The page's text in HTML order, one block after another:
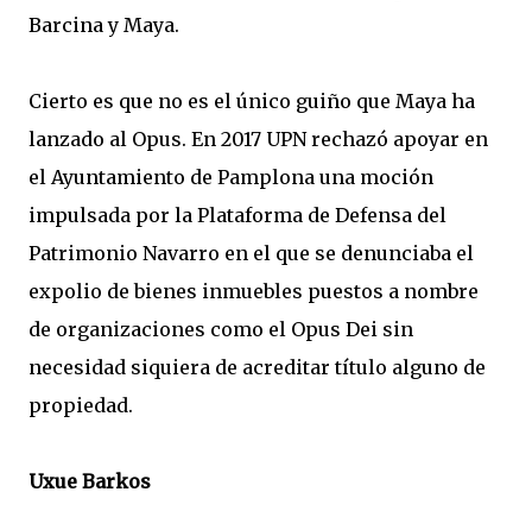
Barcina y Maya.
Cierto es que no es el único guiño que Maya ha
lanzado al Opus. En 2017 UPN rechazó apoyar en
el Ayuntamiento de Pamplona una moción
impulsada por la Plataforma de Defensa del
Patrimonio Navarro en el que se denunciaba el
expolio de bienes inmuebles puestos a nombre
de organizaciones como el Opus Dei sin
necesidad siquiera de acreditar título alguno de
propiedad.
Uxue Barkos